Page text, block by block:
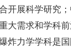
开展科学研究
大需求和学科
炸力学学科是